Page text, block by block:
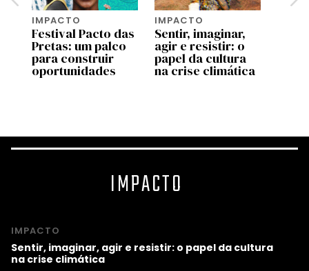
IMPACTO
Festival Pacto das
Pretas: um palco
para construir
oportunidades
IMPACTO
Sentir, imaginar,
agir e resistir: o
papel da cultura
na crise climática
IMPACTO
IMPACTO
Sentir, imaginar, agir e resistir: o papel da cultura
na crise climática